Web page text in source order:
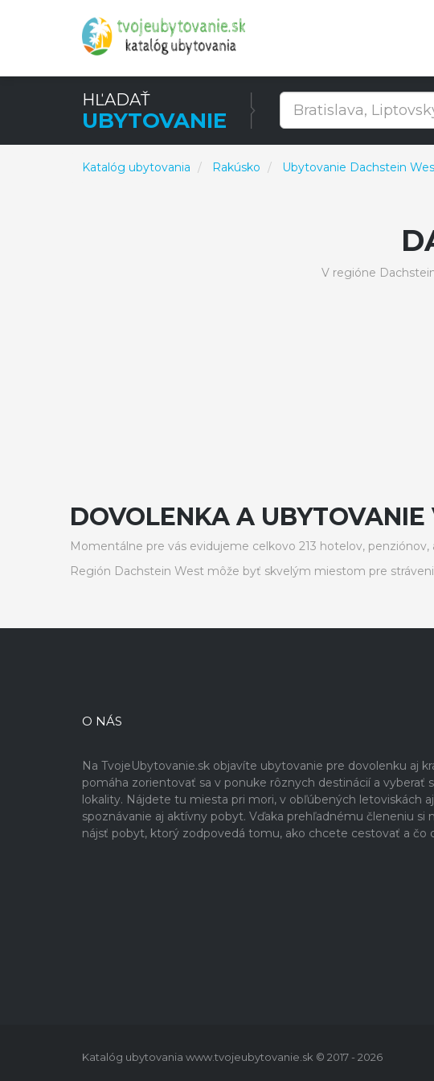
HĽADAŤ
UBYTOVANIE
Katalóg ubytovania Rakúsko Ubytovanie Dachstein
V regióne
DOVOLENKA A
Momentálne pre vás evidujeme celkovo 213 hotelov,
Región Dachstein West môže byť skvelým miestom pre
O NÁS
Na TvojeUbytovanie.sk objavíte ubytovanie pre dovolenku aj
pomáha zorientovať sa v ponuke rôznych destinácií a vyberať
lokality. Nájdete tu miesta pri mori, v obľúbených letoviskách
spoznávanie aj aktívny pobyt. Vďaka prehľadnému členeniu
nájsť pobyt, ktorý zodpovedá tomu, ako chcete cestovať a čo
Katalóg ubytovania www.tvojeubytovanie.sk © 2017 - 2026